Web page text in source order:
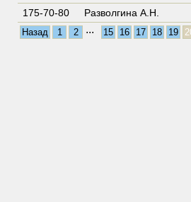
175-70-80
Разволгина А.Н.
Назад 1 2 ... 15 16 17 18 19